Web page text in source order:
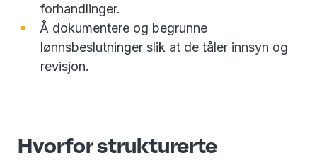
forhandlinger.
Å dokumentere og begrunne
lønnsbeslutninger slik at de tåler innsyn og
revisjon.
Hvorfor strukturerte